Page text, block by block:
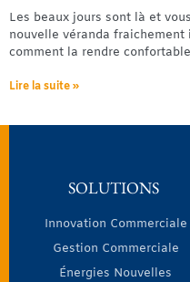
Les beaux jours sont là et
nouvelle véranda
comment la rendre confortable
Lire la suite »
SOLUTIONS
Innovation Commerciale
Gestion Commerciale
Énergies Nouvelles